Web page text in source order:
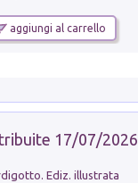
aggiungi al carrello
17/07/2026
Ediz. illustrata